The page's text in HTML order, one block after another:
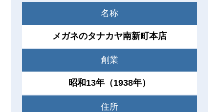
名称
メガネのタナカヤ南新町本店
創業
昭和13年（1938年）
住所